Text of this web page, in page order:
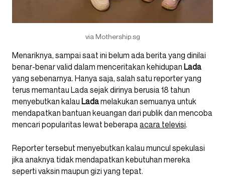
via Mothership.sg
Menariknya, sampai saat ini belum ada berita yang dinilai
benar-benar valid dalam menceritakan kehidupan Lada
yang sebenarnya. Hanya saja, salah satu reporter yang
terus memantau Lada sejak dirinya berusia 18 tahun
menyebutkan kalau Ladamelakukan semuanya untuk
mendapatkan bantuan keuangan dari publik dan mencoba
mencari popularitas lewat beberapa acara televisi.
Reporter tersebut menyebutkan kalau muncul spekulasi
jika anaknya tidak mendapatkan kebutuhan mereka
seperti vaksin maupun gizi yang tepat.